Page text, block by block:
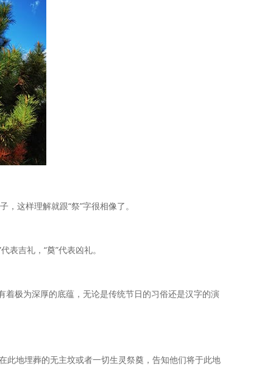
这样理解就跟“祭”字很相像了。
表吉礼，“奠”代表凶礼。
着极为深厚的底蕴，无论是传统节日的习俗还是汉字的演
此地埋葬的无主坟或者一切生灵祭奠，告知他们将于此地